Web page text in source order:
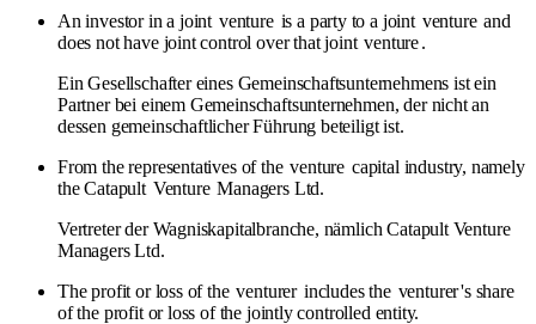
An investor in a joint venture is a party to a joint venture and
does not have joint control over that joint venture.
Ein Gesellschafter eines Gemeinschaftsunternehmens ist ein
Partner bei einem Gemeinschaftsunternehmen, der nicht an
dessen gemeinschaftlicher Führung beteiligt ist.
From the representatives of the venture capital industry, namely
the Catapult Venture Managers Ltd.
Vertreter der Wagniskapitalbranche, nämlich Catapult Venture
Managers Ltd.
The profit or loss of the venturer includes the venturer's share
of the profit or loss of the jointly controlled entity.